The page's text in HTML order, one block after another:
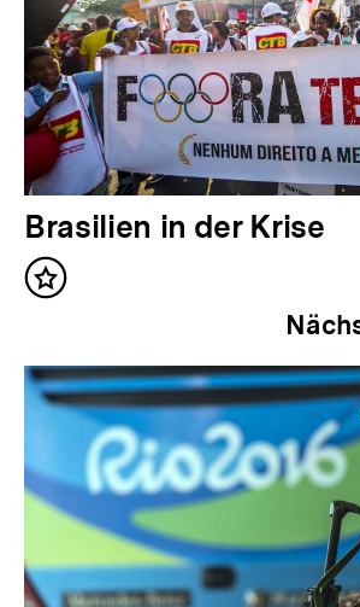
V
o
r
e
r
g
r
Brasilien in der Krise
Inhalt